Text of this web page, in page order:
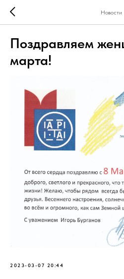
Новости
Поздравляем
марта!
2023-03-07 20:44